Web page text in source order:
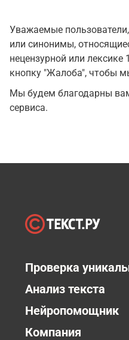
Уважаемые
или синонимы,
нецензурной или
кнопку "Жалоба", чтобы
Мы будем благодарны
сервиса.
Проверка
Анализ текста
Нейропомощник
Компания